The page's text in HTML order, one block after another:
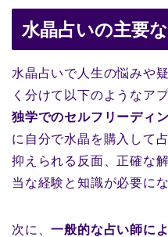
水晶占いの主要
水晶占いで人生の悩みや
く分けて以下のようなア
独学でのセルフリーディ
に自分で水晶を購入して
抑えられる反面、正確な
当な経験と知識が必要にな
次に、一般的な占い師に